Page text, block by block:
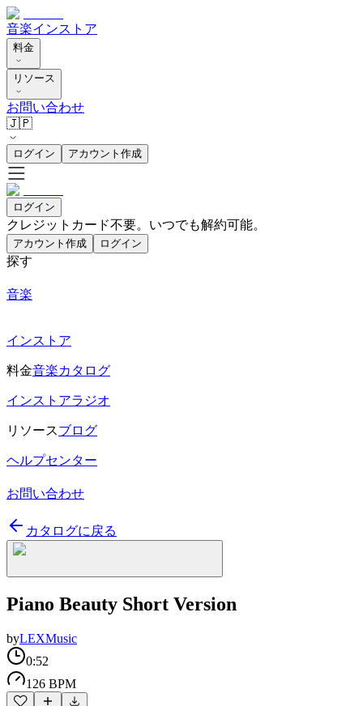
音楽インストア
料金
リソース
お問い合わせ
🇯🇵
ログイン アカウント作成
ログイン
クレジットカード不要。いつでも解約可能。
アカウント作成 ログイン
探す
音楽
インストア
料金音楽カタログ
インストアラジオ
リソースブログ
ヘルプセンター
お問い合わせ
カタログに戻る
Piano Beauty Short Version
byLEXMusic
0:52
126 BPM